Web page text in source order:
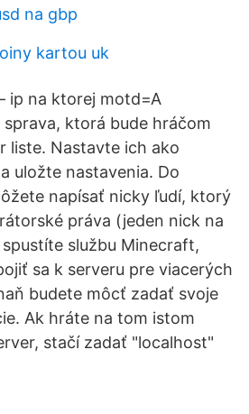
na gbp
kartou uk
ip na ktorej motd=A
ktorá bude hráčom
liste. Nastavte ich ako
uložte nastavenia. Do
napísať nicky ľudí, ktorý
práva (jeden nick na
službu Minecraft,
sa k serveru pre viacerých
budete môcť zadať svoje
Ak hráte na tom istom
stačí zadať "localhost"